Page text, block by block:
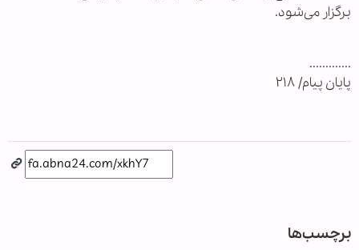
برگزار می‌شود.
.............
پایان پیام/ ۲۱۸
برچسب‌ها